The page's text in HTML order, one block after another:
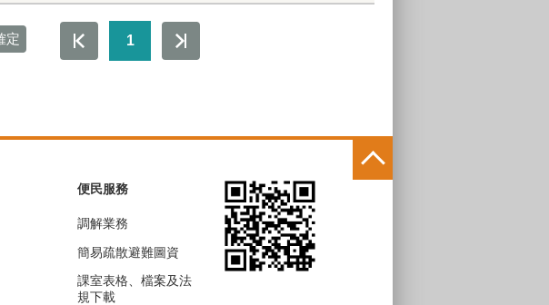
1
便民服務
調解業務
簡易疏散避難圖資
課室表格、檔案及法
規下載